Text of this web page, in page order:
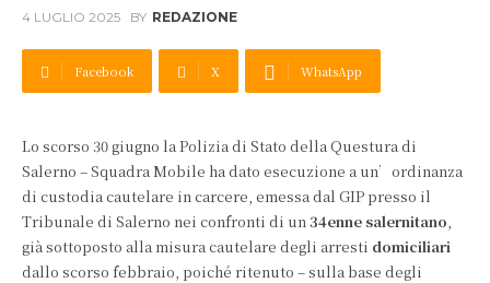
4 LUGLIO 2025 BY REDAZIONE
Facebook X WhatsApp
Lo scorso 30 giugno la Polizia di Stato della Questura di
Salerno – Squadra Mobile ha dato esecuzione a un’ordinanza
di custodia cautelare in carcere, emessa dal GIP presso il
Tribunale di Salerno nei confronti di un34enne salernitano,
già sottoposto alla misura cautelare degli arresti domiciliari
dallo scorso febbraio, poiché ritenuto – sulla base degli